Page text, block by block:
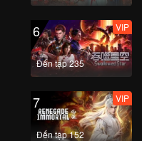
6
Đến tập 235
VIP
7
Đến tập 152
VIP